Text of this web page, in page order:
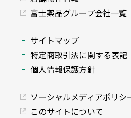
富士薬品グループ会社一覧
サイトマップ
特定商取引法に関する表記
個人情報保護方針
ソーシャルメディアポリシ
このサイトについて